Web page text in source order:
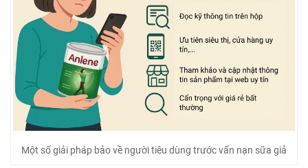
Một số giải pháp bảo về người tiêu dùng trước vấn nạn sữa giả